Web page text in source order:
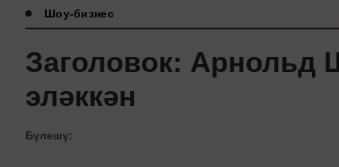
Шоу-бизнес
Заголовок: Арнольд
эләккән
Бүлешү: